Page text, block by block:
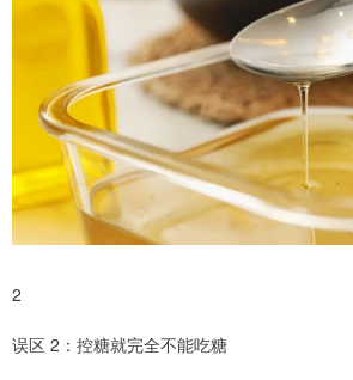
2
误区 2：控糖就完全不能吃糖